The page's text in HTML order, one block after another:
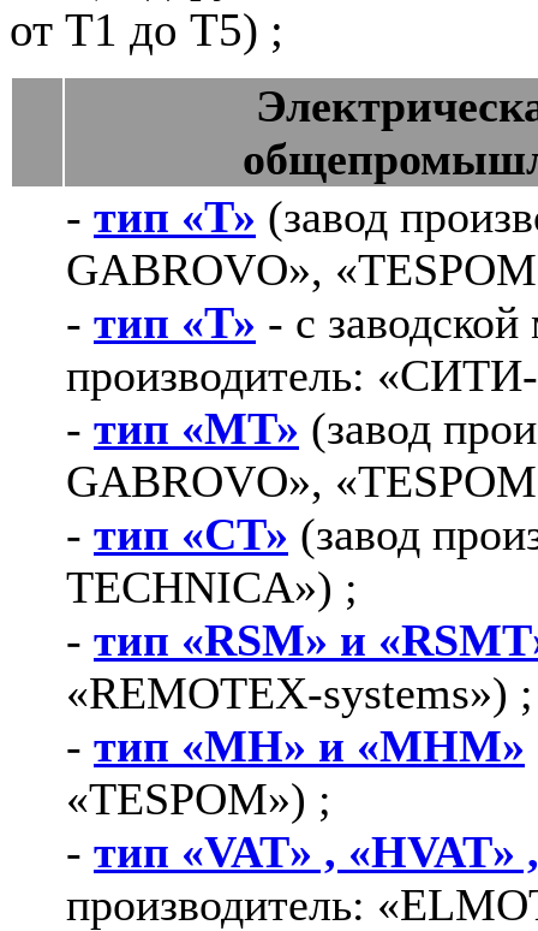
от Т1 до Т5) ;
- тип «Т» (завод
GABROVO»,
- тип «Т» - с
производитель:
- тип «МТ» (завод
GABROVO»,
- тип «СТ» (завод
TECHNICA») ;
- тип «RSМ» и
«REMOTEX-systems») ;
- тип «MH» и «МНМ»
«TESPOM») ;
- тип «VAT» , «HVAT»
производитель: